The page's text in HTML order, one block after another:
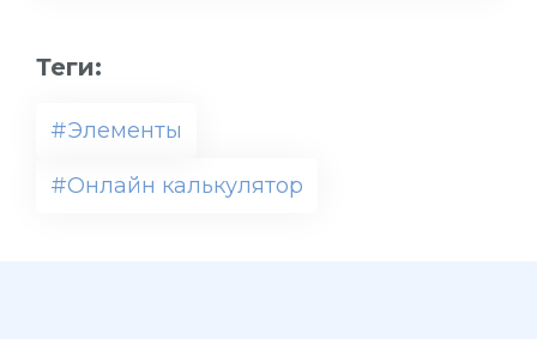
Теги:
#Элементы
#Онлайн калькулятор